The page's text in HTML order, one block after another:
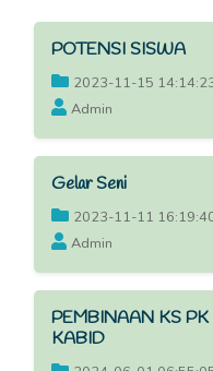
POTENSI SISWA
2023-11-15
Admin
Gelar Seni
2023-11-11
Admin
PEMBINAAN KS
KABID